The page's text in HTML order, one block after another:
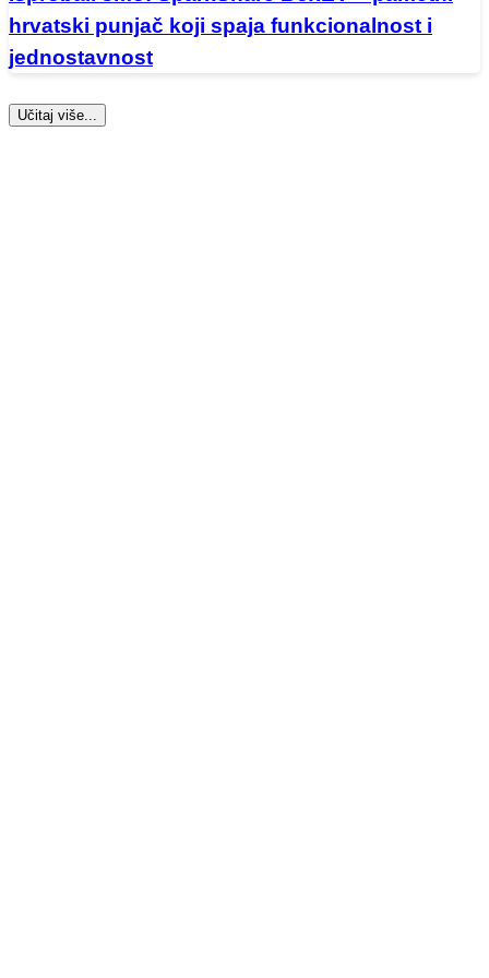
hrvatski punjač koji spaja funkcionalnost i
jednostavnost
Učitaj više...